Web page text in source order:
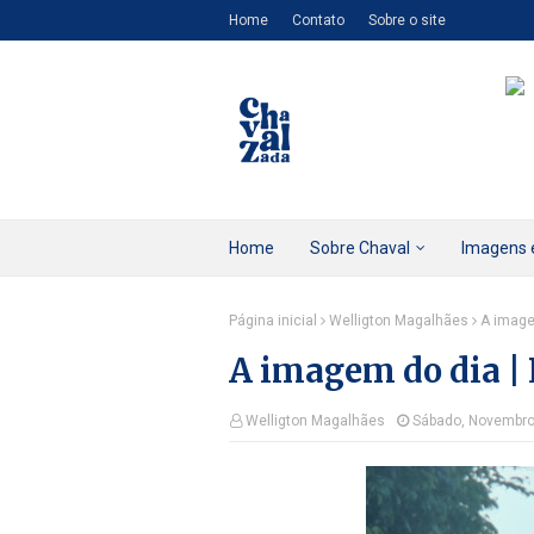
Home Contato Sobre o site
Home Sobre Chaval Imagens
Página inicial Welligton Magalhães A
A imagem do dia |
Welligton Magalhães Sábado,